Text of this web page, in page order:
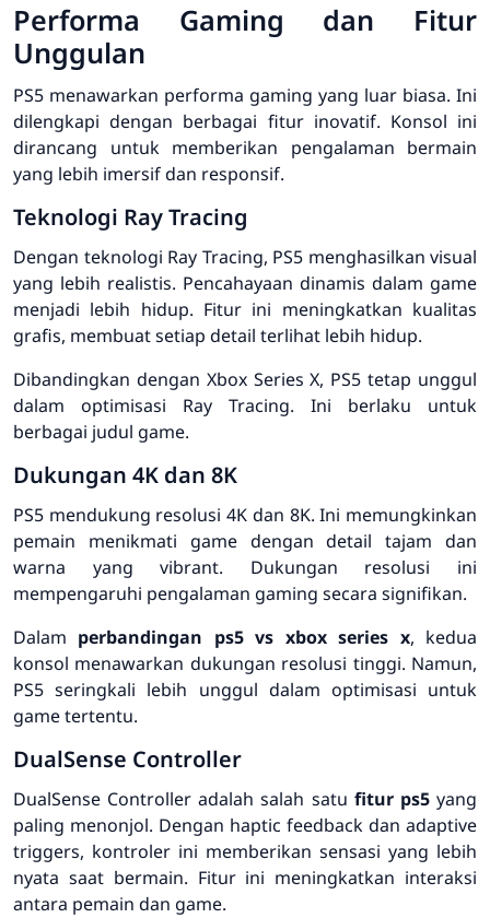
Performa Gaming dan Fitur
Unggulan
PS5 menawarkan performa gaming yang luar biasa. Ini
dilengkapi dengan berbagai fitur inovatif. Konsol ini
dirancang untuk memberikan pengalaman bermain
yang lebih imersif dan responsif.
Teknologi Ray Tracing
Dengan teknologi Ray Tracing, PS5 menghasilkan visual
yang lebih realistis. Pencahayaan dinamis dalam game
menjadi lebih hidup. Fitur ini meningkatkan kualitas
grafis, membuat setiap detail terlihat lebih hidup.
Dibandingkan dengan Xbox Series X, PS5 tetap unggul
dalam optimisasi Ray Tracing. Ini berlaku untuk
berbagai judul game.
Dukungan 4K dan 8K
PS5 mendukung resolusi 4K dan 8K. Ini memungkinkan
pemain menikmati game dengan detail tajam dan
warna yang vibrant. Dukungan resolusi ini
mempengaruhi pengalaman gaming secara signifikan.
Dalam perbandingan ps5 vs xbox series x, kedua
konsol menawarkan dukungan resolusi tinggi. Namun,
PS5 seringkali lebih unggul dalam optimisasi untuk
game tertentu.
DualSense Controller
DualSense Controller adalah salah satu fitur ps5yang
paling menonjol. Dengan haptic feedback dan adaptive
triggers, kontroler ini memberikan sensasi yang lebih
nyata saat bermain. Fitur ini meningkatkan interaksi
antara pemain dan game.